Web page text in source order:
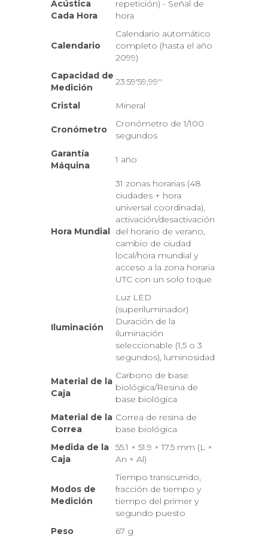
Acústica
Cada Hora
repetición) - Señal de
hora
Calendario
Calendario automático
completo (hasta el año
2099)
Capacidad de
Medición
23:59'59,99''
Cristal Mineral
Cronómetro
Cronómetro de 1/100
segundos
Garantía
Máquina
1 año
Hora Mundial
31 zonas horarias (48
ciudades + hora
universal coordinada),
activación/desactivación
del horario de verano,
cambio de ciudad
local/hora mundial y
acceso a la zona horaria
UTC con un solo toque
Iluminación
Luz LED
(superiluminador)
Duración de la
iluminación
seleccionable (1,5 o 3
segundos), luminosidad
Material de la
Caja
Carbono de base
biológica/Resina de
base biológica
Material de la
Correa
Correa de resina de
base biológica
Medida de la
Caja
55.1 × 51.9 × 17.5 mm (L ×
An × Al)
Modos de
Medición
Tiempo transcurrido,
fracción de tiempo y
tiempo del primer y
segundo puesto
Peso
67 g